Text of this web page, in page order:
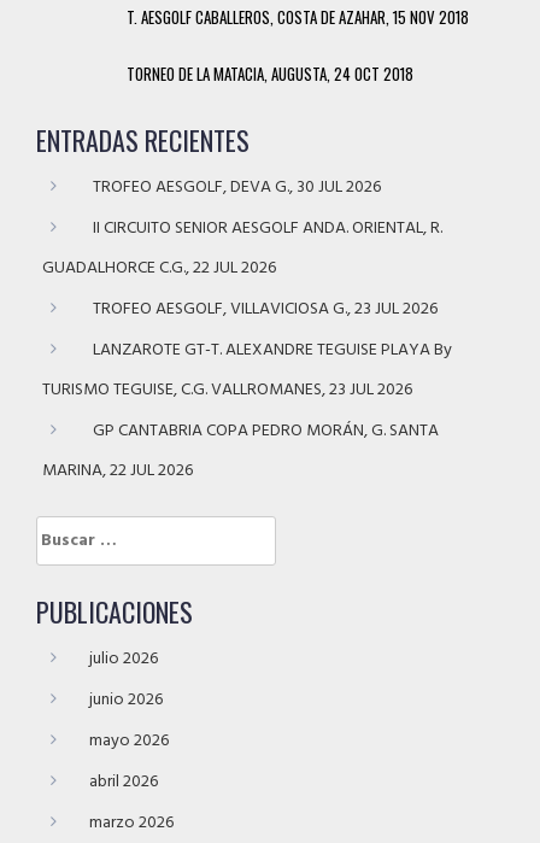
T. AESGOLF CABALLEROS, COSTA DE AZAHAR, 15 NOV 2018
TORNEO DE LA MATACIA, AUGUSTA, 24 OCT 2018
ENTRADAS RECIENTES
TROFEO AESGOLF, DEVA G., 30 JUL 2026
II CIRCUITO SENIOR AESGOLF ANDA. ORIENTAL, R.
GUADALHORCE C.G., 22 JUL 2026
TROFEO AESGOLF, VILLAVICIOSA G., 23 JUL 2026
LANZAROTE GT-T. ALEXANDRE TEGUISE PLAYA By
TURISMO TEGUISE, C.G. VALLROMANES, 23 JUL 2026
GP CANTABRIA COPA PEDRO MORÁN, G. SANTA
MARINA, 22 JUL 2026
Buscar:
PUBLICACIONES
julio 2026
junio 2026
mayo 2026
abril 2026
marzo 2026